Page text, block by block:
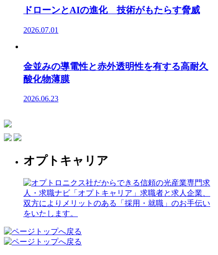
ドローンとAIの進化 技術がもたらす脅威
2026.07.01
金並みの導電性と赤外透明性を有する高耐久
酸化物薄膜
2026.06.23
オプトキャリア